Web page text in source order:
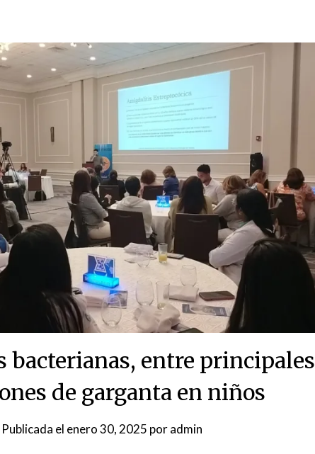
bacterianas, entre principales
de garganta en niños
Publicada el enero 30, 2025 poradmin